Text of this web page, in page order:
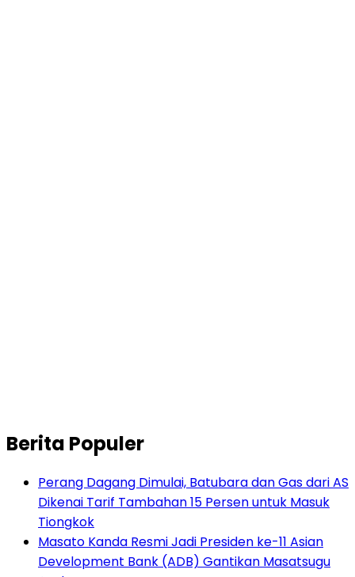
Berita Populer
Perang Dagang Dimulai, Batubara dan Gas dari AS
Dikenai Tarif Tambahan 15 Persen untuk Masuk
Tiongkok
Masato Kanda Resmi Jadi Presiden ke-11 Asian
Development Bank (ADB) Gantikan Masatsugu